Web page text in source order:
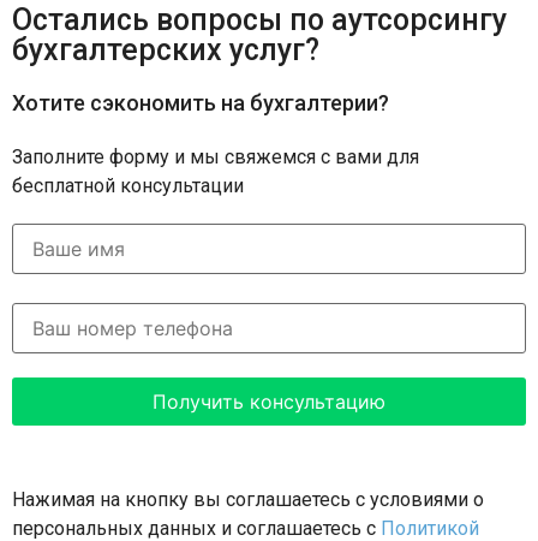
Остались вопросы по аутсорсингу
бухгалтерских услуг?
Хотите сэкономить на бухгалтерии?
Заполните форму и мы свяжемся с вами для
бесплатной консультации
Нажимая на кнопку вы соглашаетесь с условиями о
персональных данных и соглашаетесь с Политикой